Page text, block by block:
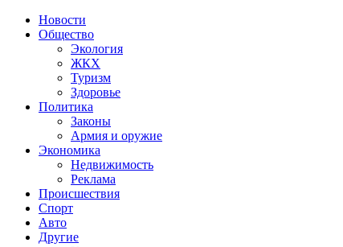
Новости
Общество
Экология
ЖКХ
Туризм
Здоровье
Политика
Законы
Армия и оружие
Экономика
Недвижимость
Реклама
Происшествия
Спорт
Авто
Другие